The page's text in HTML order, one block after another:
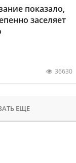
показало,
заселяет
36630
ЕЩЕ